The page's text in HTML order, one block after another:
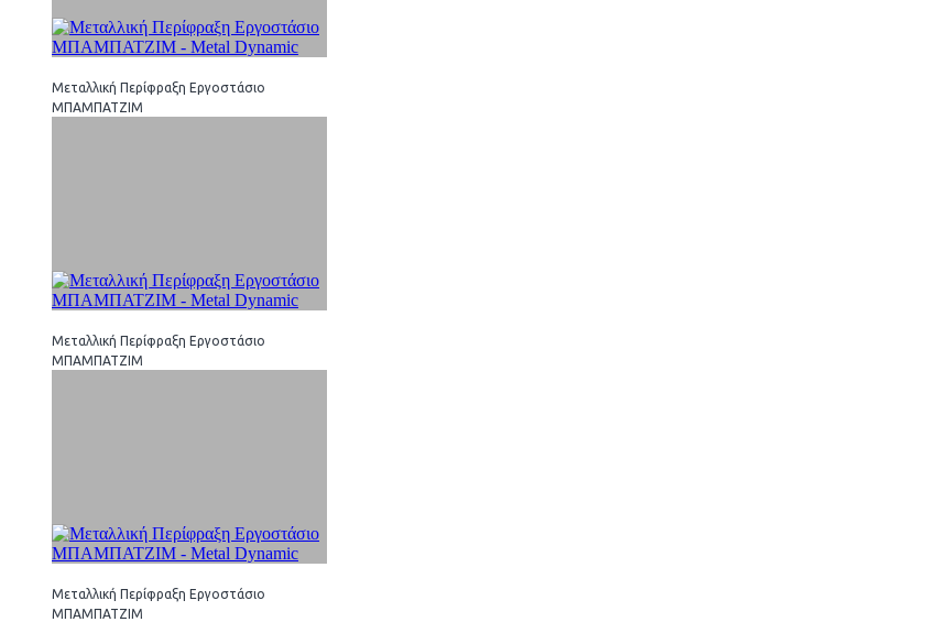
Μεταλλική Περίφραξη Εργοστάσιο
ΜΠΑΜΠΑΤΖΙΜ
Μεταλλική Περίφραξη Εργοστάσιο
ΜΠΑΜΠΑΤΖΙΜ
Μεταλλική Περίφραξη Εργοστάσιο
ΜΠΑΜΠΑΤΖΙΜ